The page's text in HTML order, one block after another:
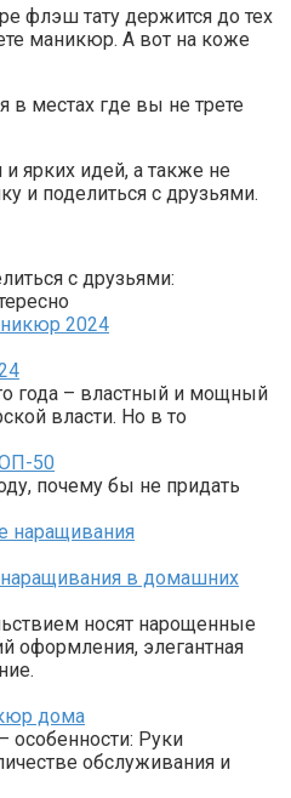
флэш тату держится до тех
маникюр. А вот на коже
в местах где вы не трете
ярких идей, а также не
и поделиться с друзьями.
с друзьями:
года – властный и мощный
власти. Но в то
50
почему бы не придать
наращивания в домашних
носят нарощенные
оформления, элегантная
дома
Руки
обслуживания и